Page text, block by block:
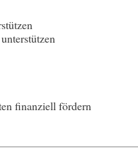
finanziell fördern